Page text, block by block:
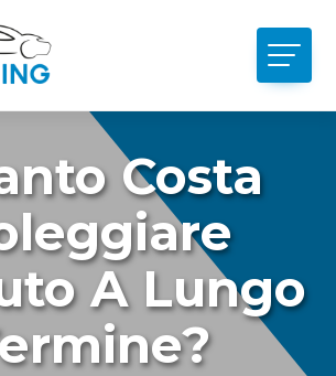
Costa
A Lungo